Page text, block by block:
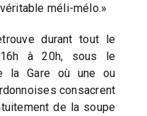
méli-mélo.»
durant tout le
à 20h, sous le
la Gare où une ou
consacrent
de la soupe